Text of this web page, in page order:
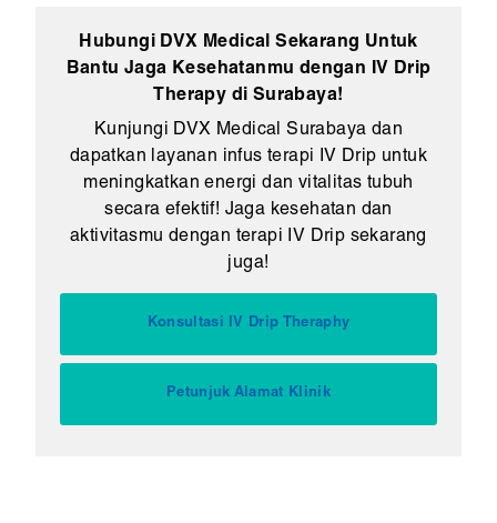
Hubungi DVX Medical Sekarang Untuk
Bantu Jaga Kesehatanmu dengan IV Drip
Therapy di Surabaya!
Kunjungi DVX Medical Surabaya dan
dapatkan layanan infus terapi IV Drip untuk
meningkatkan energi dan vitalitas tubuh
secara efektif! Jaga kesehatan dan
aktivitasmu dengan terapi IV Drip sekarang
juga!
Konsultasi IV Drip Theraphy
Petunjuk Alamat Klinik